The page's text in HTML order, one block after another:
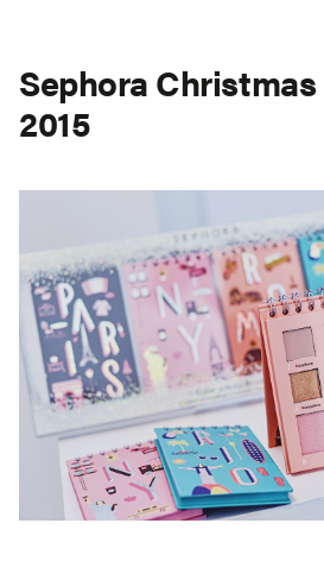
Sephora
2015